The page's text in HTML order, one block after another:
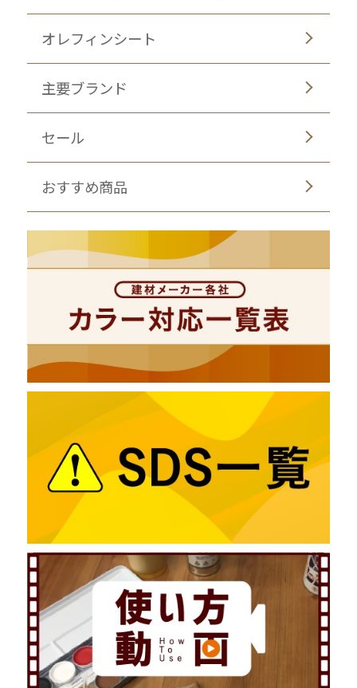
オレフィンシート
主要ブランド
セール
おすすめ商品